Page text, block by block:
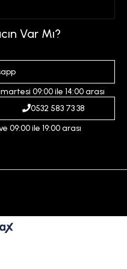
Var Mı?
09:00 ile 14:00 arası
0532 583 73 38
09:00 ile 19:00 arası